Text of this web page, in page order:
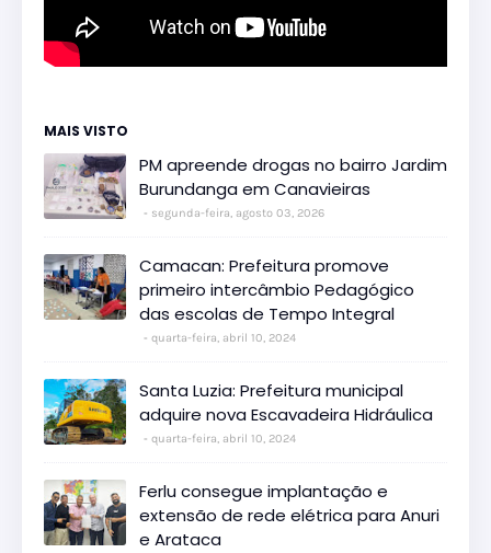
MAIS VISTO
PM apreende drogas no bairro Jardim
Burundanga em Canavieiras
segunda-feira, agosto 03, 2026
Camacan: Prefeitura promove
primeiro intercâmbio Pedagógico
das escolas de Tempo Integral
quarta-feira, abril 10, 2024
Santa Luzia: Prefeitura municipal
adquire nova Escavadeira Hidráulica
quarta-feira, abril 10, 2024
Ferlu consegue implantação e
extensão de rede elétrica para Anuri
e Arataca